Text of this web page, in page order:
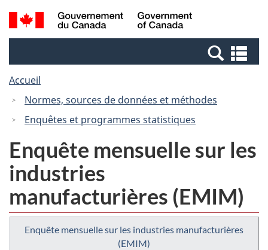
Passer
au
Passer
à
Canada
Recherche
et
et
Accueil
Normes, sources de données et méthodes
Enquêtes et programmes statistiques
Enquête mensuelle sur les
industries
manufacturières (EMIM)
Enquête mensuelle sur les industries manufacturières
(EMIM)